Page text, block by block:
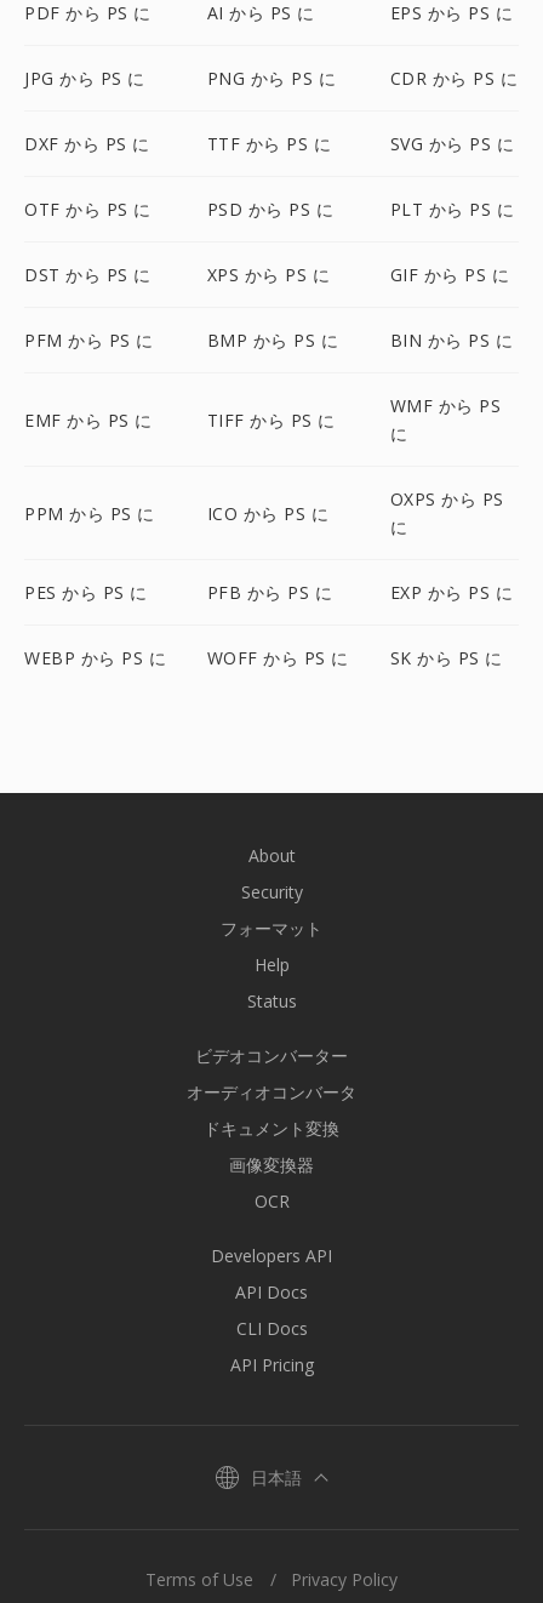
PDF から PS に AI から PS に EPS から PS に
JPG から PS に PNG から PS に CDR から PS に
DXF から PS に TTF から PS に SVG から PS に
OTF から PS に PSD から PS に PLT から PS に
DST から PS に XPS から PS に GIF から PS に
PFM から PS に BMP から PS に BIN から PS に
EMF から PS に TIFF から PS に
WMF から PS
に
PPM から PS に ICO から PS に
OXPS から PS
に
PES から PS に PFB から PS に EXP から PS に
WEBP から PS に WOFF から PS に SK から PS に
About
Security
フォーマット
Help
Status
ビデオコンバーター
オーディオコンバータ
ドキュメント変換
画像変換器
OCR
Developers API
API Docs
CLI Docs
API Pricing
日本語
Terms of Use Privacy Policy